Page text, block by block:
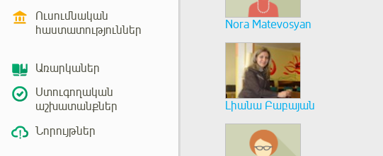
Ուսումնական
հաստատություններ
Առարկաներ
Ստուգողական
աշխատանքներ
Նորույթներ
Nora Matevosyan
Լիանա Բաբայան